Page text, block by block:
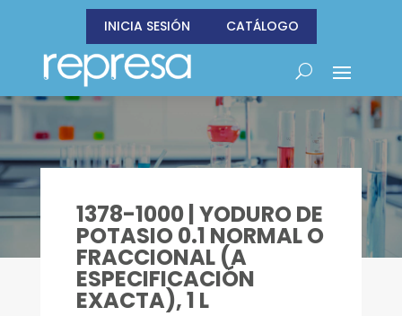
INICIA SESIÓN CATÁLOGO
1378-1000 | YODURO DE
POTASIO 0.1 NORMAL O
FRACCIONAL (A
ESPECIFICACIÓN
EXACTA), 1 L